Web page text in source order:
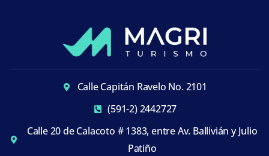
Calle Capitán Ravelo No. 2101
(591-2) 2442727
Calle 20 de Calacoto # 1383, entre Av. Ballivián y Julio
Patiño